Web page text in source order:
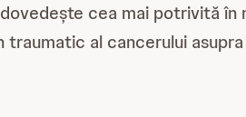
cea mai potrivită în
al cancerului